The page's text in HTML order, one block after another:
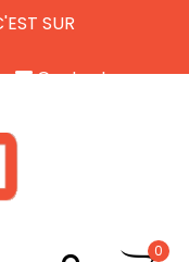
SUR
Contactez-nous
0